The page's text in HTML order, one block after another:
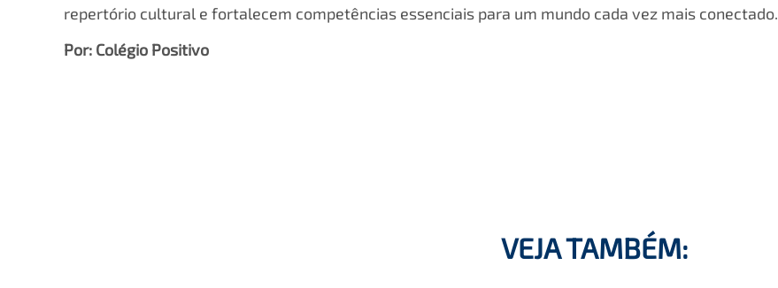
repertório cultural e fortalecem competências essenciais para um mundo cada vez mais conectado.
Por: Colégio Positivo
VEJA TAMBÉM: